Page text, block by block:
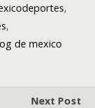
,
,
de mexico
Next Post